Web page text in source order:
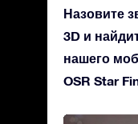
Назовите
3D и
нашего
OSR Star